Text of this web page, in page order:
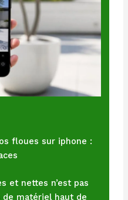
floues sur iphone :
et nettes n’est pas
de matériel haut de